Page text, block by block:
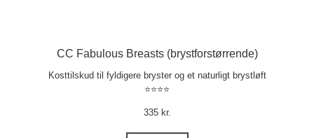
CC Fabulous Breasts (brystforstørrende)
Kosttilskud til fyldigere bryster og et naturligt brystløft
⭐⭐⭐⭐
335 kr.